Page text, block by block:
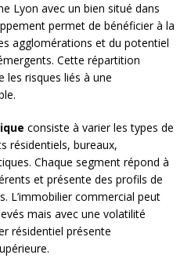
Lyon avec un bien situé dans
permet de bénéficier à la
agglomérations et du potentiel
Cette répartition
les risques liés à une
consiste à varier les types de
résidentiels, bureaux,
Chaque segment répond à
et présente des profils de
L’immobilier commercial peut
mais avec une volatilité
résidentiel présente